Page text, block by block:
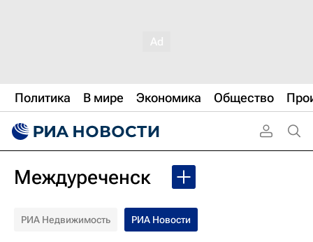
Политика В мире Экономика Общество
Междуреченск
РИА Недвижимость РИА Новости